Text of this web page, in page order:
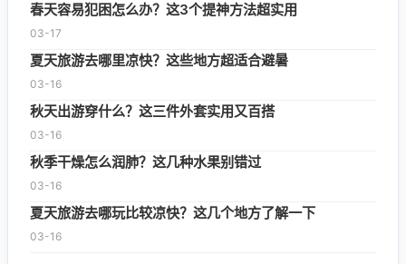
春天容易犯困怎么办？这3个提神方法超实用
03-17
夏天旅游去哪里凉快？这些地方超适合避暑
03-16
秋天出游穿什么？这三件外套实用又百搭
03-16
秋季干燥怎么润肺？这几种水果别错过
03-16
夏天旅游去哪玩比较凉快？这几个地方了解一下
03-16